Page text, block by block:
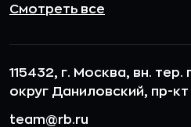
Смотреть все
115432, г. Москва, вн. тер.
округ Даниловский, пр-
team@rb.ru